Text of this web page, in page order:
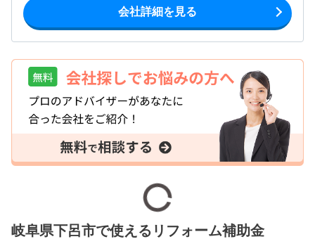
会社詳細を見る
岐阜県下呂市で使えるリフォーム補助金